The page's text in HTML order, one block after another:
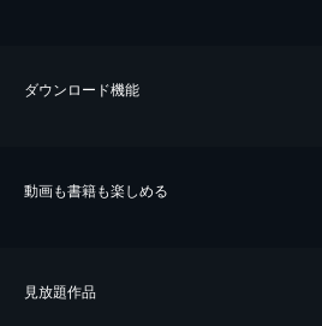
ダウンロード機能
動画も書籍も楽しめる
⾒放題作品